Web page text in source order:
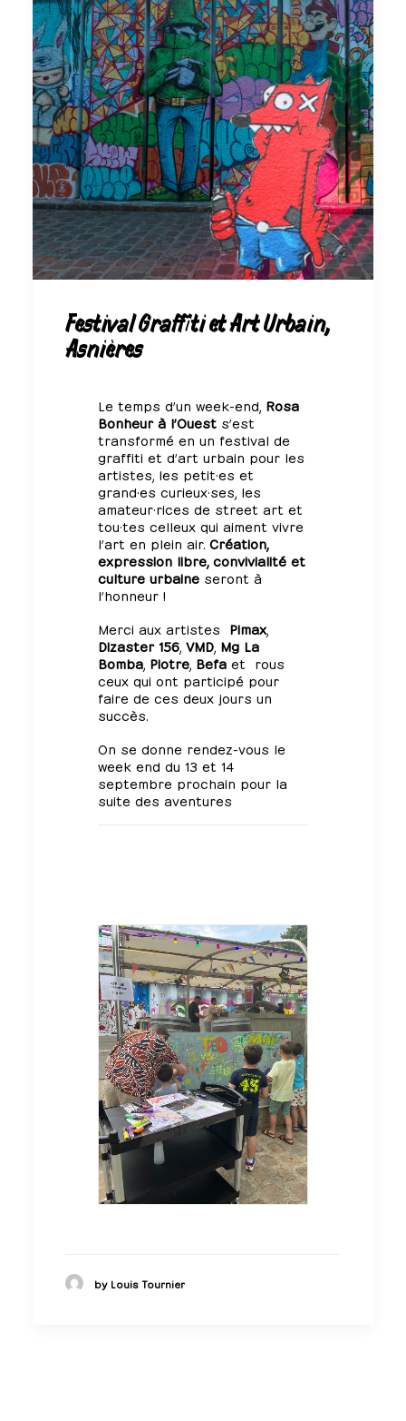
Festival Graffiti et Art Urbain,
Asnières
Le temps d’un week-end, Rosa
Bonheur à l’Ouest s’est
transformé en un festival de
graffiti et d’art urbain pour les
artistes, les petit·es et
grand·es curieux·ses, les
amateur·rices de street art et
tou·tes celleux qui aiment vivre
l’art en plein air. Création,
expression libre, convivialité et
culture urbaine seront à
l’honneur !
Merci aux artistes Pimax
Dizaster 156 VMD Mg La
Bomba Piotre Befa et rous
ceux qui ont participé pour
faire de ces deux jours un
succès.
On se donne rendez-vous le
week end du 13 et 14
septembre prochain pour la
suite des aventures
by Louis Tournier